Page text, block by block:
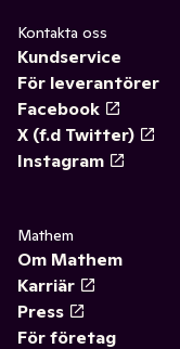
Kontakta oss
Kundservice
För leverantörer
Facebook
X (f.d Twitter)
Instagram
Mathem
Om Mathem
Karriär
Press
För företag